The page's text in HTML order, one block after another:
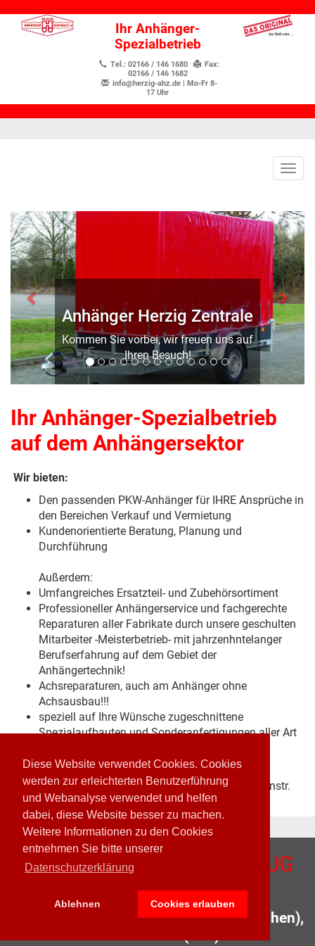
Diese Website verwendet Cookies. Cookies
werden zur erleichterten Benutzerführung
und Webanalyse verwendet und helfen
dabei, diese Website besser zu machen.
Weitere Informationen zu den Cookies
entnehmen Sie bitte unserer
Datenschutzerklärung
Ablehnen Cookies erlauben
Ihr Anhänger-
Spezialbetrieb
Tel.: 02166 / 146 1680
Fax:
02166 / 146 1682
info@herzig-ahz.de | Mo-Fr 8-
17 Uhr
Anhänger Herzig Zentrale
Kommen Sie vorbei, wir freuen uns auf
Ihren Besuch!
Previous Next
Ihr Anhänger-Spezialbetrieb
auf dem Anhängersektor
Wir bieten:
Den passenden PKW-Anhänger für IHRE Ansprüche in
den Bereichen Verkauf und Vermietung
Kundenorientierte Beratung, Planung und
Durchführung
Außerdem:
Umfangreiches Ersatzteil- und Zubehörsortiment
Professioneller Anhängerservice und fachgerechte
Reparaturen aller Fabrikate durch unsere geschulten
Mitarbeiter -Meisterbetrieb- mit jahrzenhntelanger
Berufserfahrung auf dem Gebiet der
Anhängertechnik!
Achsreparaturen, auch am Anhänger ohne
Achsausbau!!!
speziell auf Ihre Wünsche zugeschnittene
Spezialaufbauten und Sonderanfertigungen aller Art
Was unsere Kunden schon wissen:
ANHÄNGER HERZIG in MG-Odenkirchen an der Duvenstr.
70 (B59) ist die Adresse in MG-Odenkirchen!
AnhängerHerzig entrale UG
(haftungsbeschränkt)
41199 Mönchengladbach (OT Odenkirchen),